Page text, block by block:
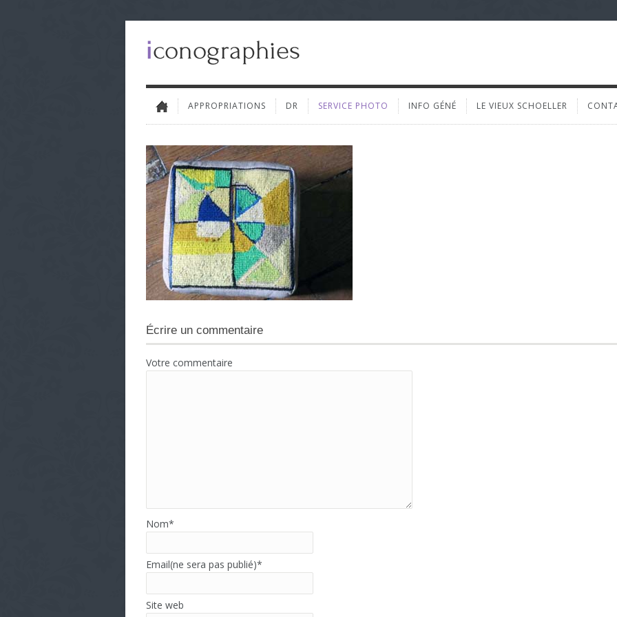
APPROPRIATIONS DR SERVICE PHOTO INFO GÉNÉ LE VIEUX SCHOELLER
Écrire un commentaire
Votre commentaire
Nom*
Email(ne sera pas publié)*
Site web